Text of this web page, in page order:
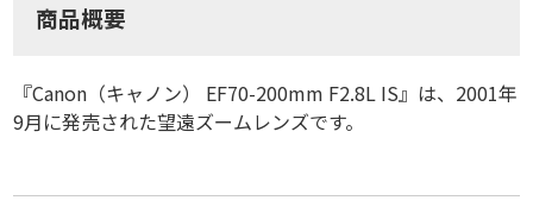
商品概要
『Canon（キャノン） EF70-200mm F2.8L IS』は、2001年
9月に発売された望遠ズームレンズです。